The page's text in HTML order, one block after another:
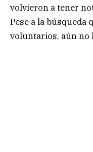
volvieron a tener
Pese a la búsqueda
voluntarios, aún no